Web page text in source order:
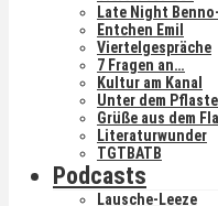
Late Night
Entchen Emil
Viertelgespräche
7 Fragen an…
Kultur am Kanal
Unter dem
Grüße aus dem
Literaturwunder
TGTBATB
Podcasts
Lausche-Leeze